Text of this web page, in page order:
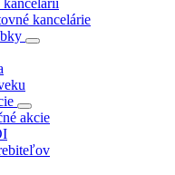
kancelárie
akcie